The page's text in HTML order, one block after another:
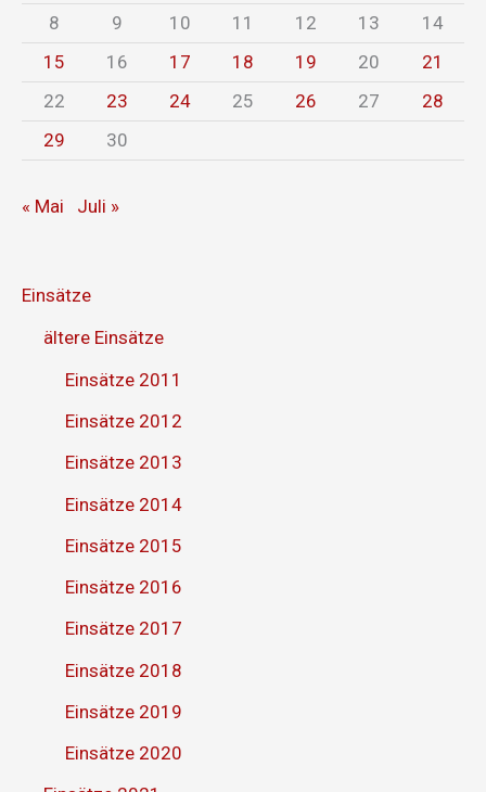
8
9 10 11 12 13
14
15
16 17 18 19 20
21
22
23 24 25 26 27
28
29
30
« Mai Juli »
Einsätze
ältere Einsätze
Einsätze 2011
Einsätze 2012
Einsätze 2013
Einsätze 2014
Einsätze 2015
Einsätze 2016
Einsätze 2017
Einsätze 2018
Einsätze 2019
Einsätze 2020